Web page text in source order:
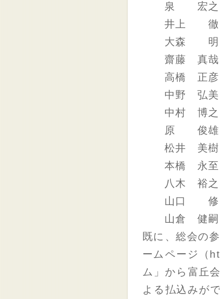
泉 宏之
井上 徹
大森 明
齋藤 真哉
高橋 正彦
中野 弘美
中村 博之
原 俊雄
松井 美樹
本橋 永至
八木 裕之
山口 修
山倉 健嗣
既に、総会の
ームページ（
ム」から富丘
よる払込みが